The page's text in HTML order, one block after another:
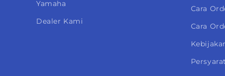
Yamaha
Dealer Kami
Cara
Cara